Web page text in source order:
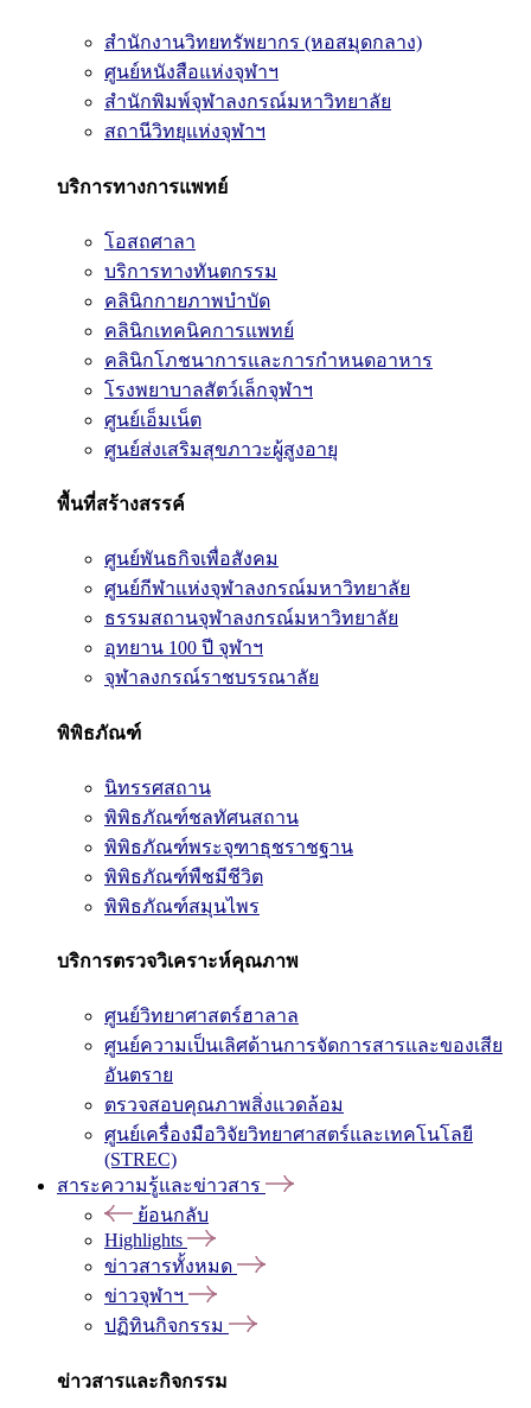
สำนักงานวิทยทรัพยากร (หอสมุดกลาง)
ศูนย์หนังสือแห่งจุฬาฯ
สำนักพิมพ์จุฬาลงกรณ์มหาวิทยาลัย
สถานีวิทยุแห่งจุฬาฯ
บริการทางการแพทย์
โอสถศาลา
บริการทางทันตกรรม
คลินิกกายภาพบำบัด
คลินิกเทคนิคการแพทย์
คลินิกโภชนาการและการกำหนดอาหาร
โรงพยาบาลสัตว์เล็กจุฬาฯ
ศูนย์เอ็มเน็ต
ศูนย์ส่งเสริมสุขภาวะผู้สูงอายุ
พื้นที่สร้างสรรค์
ศูนย์พันธกิจเพื่อสังคม
ศูนย์กีฬาแห่งจุฬาลงกรณ์มหาวิทยาลัย
ธรรมสถานจุฬาลงกรณ์มหาวิทยาลัย
อุทยาน 100 ปี จุฬาฯ
จุฬาลงกรณ์ราชบรรณาลัย
พิพิธภัณฑ์
นิทรรศสถาน
พิพิธภัณฑ์ชลทัศนสถาน
พิพิธภัณฑ์พระจุฑาธุชราชฐาน
พิพิธภัณฑ์พืชมีชีวิต
พิพิธภัณฑ์สมุนไพร
บริการตรวจวิเคราะห์คุณภาพ
ศูนย์วิทยาศาสตร์ฮาลาล
ศูนย์ความเป็นเลิศด้านการจัดการสารและของเสีย
อันตราย
ตรวจสอบคุณภาพสิ่งแวดล้อม
ศูนย์เครื่องมือวิจัยวิทยาศาสตร์และเทคโนโลยี
(STREC)
สาระความรู้และข่าวสาร
ย้อนกลับ
Highlights
ข่าวสารทั้งหมด
ข่าวจุฬาฯ
ปฏิทินกิจกรรม
ข่าวสารและกิจกรรม